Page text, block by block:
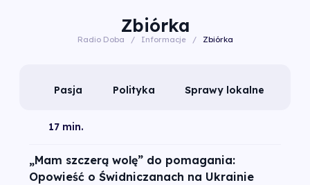
Zbiórka
Radio Doba / Informacje / Zbiórka
Pasja Polityka Sprawy lokalne
17 min.
„Mam szczerą wolę” do pomagania:
Opowieść o Świdniczanach na Ukrainie